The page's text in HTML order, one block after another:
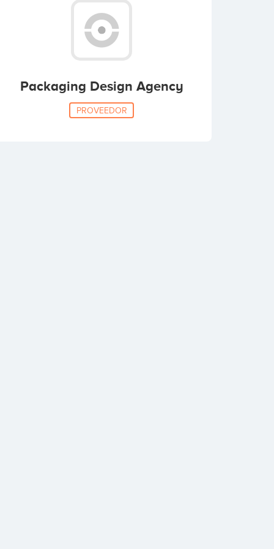
Packaging Design Agency
PROVEEDOR